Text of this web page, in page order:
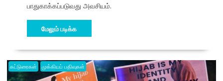
பாதுகாக்கப்படுவது அவசியம்.
மேலும் படிக்க
கட்டுரைகள் முக்கியப் பதிவுகள்